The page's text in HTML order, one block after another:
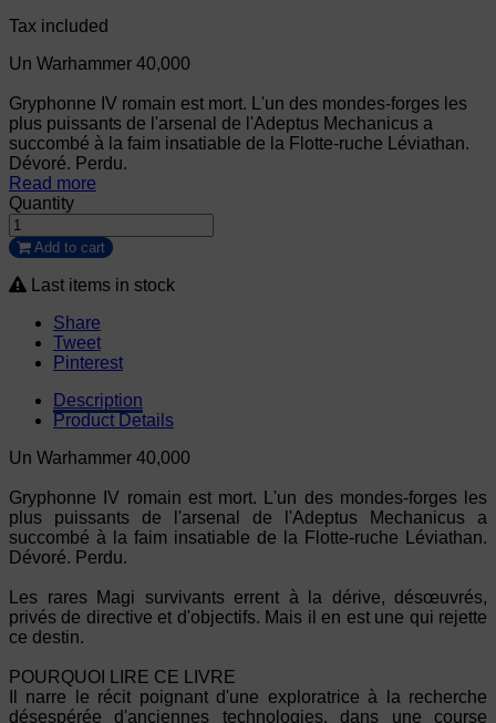
Tax included
Un Warhammer 40,000
Gryphonne IV romain est mort. L'un des mondes-forges les
plus puissants de l'arsenal de l'Adeptus Mechanicus a
succombé à la faim insatiable de la Flotte-ruche Léviathan.
Dévoré. Perdu.
Read more
Quantity
Add to cart
Last items in stock
Share
Tweet
Pinterest
Description
Product Details
Un Warhammer 40,000
Gryphonne IV romain est mort. L'un des mondes-forges les
plus puissants de l'arsenal de l'Adeptus Mechanicus a
succombé à la faim insatiable de la Flotte-ruche Léviathan.
Dévoré. Perdu.
Les rares Magi survivants errent à la dérive, désœuvrés,
privés de directive et d'objectifs. Mais il en est une qui rejette
ce destin.
POURQUOI LIRE CE LIVRE
Il narre le récit poignant d'une exploratrice à la recherche
désespérée d'anciennes technologies, dans une course